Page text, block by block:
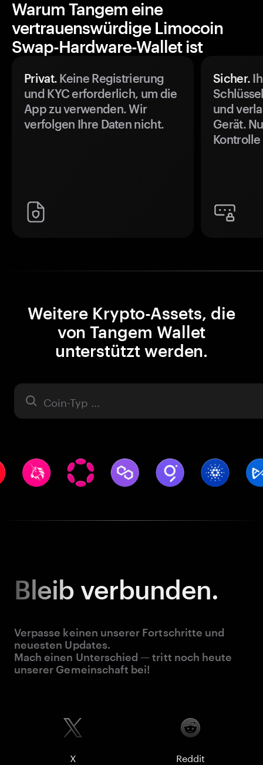
Warum Tangem eine
vertrauenswürdige Limocoin
Swap-Hardware-Wallet ist
Privat. Keine Registrierung
und KYC erforderlich, um die
App zu verwenden. Wir
verfolgen Ihre Daten nicht.
Sicher.
und
Gerät.
Weitere Krypto-Assets, die
von Tangem Wallet
unterstützt werden.
Asset
Bleib verbunden.
Verpasse keinen unserer Fortschritte und
neuesten Updates.
Mach einen Unterschied — tritt noch heute
unserer Gemeinschaft bei!
X Reddit